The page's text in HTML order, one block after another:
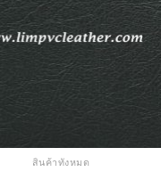
Add to
Wishlist
สินค้าทั้งหมด